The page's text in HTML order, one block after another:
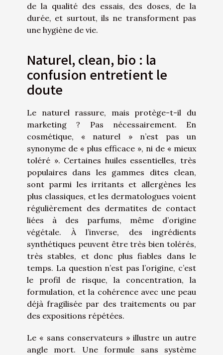
de la qualité des essais, des doses, de la
durée, et surtout, ils ne transforment pas
une hygiène de vie.
Naturel, clean, bio : la
confusion entretient le
doute
Le naturel rassure, mais protège-t-il du
marketing ? Pas nécessairement. En
cosmétique, « naturel » n’est pas un
synonyme de « plus efficace », ni de « mieux
toléré ». Certaines huiles essentielles, très
populaires dans les gammes dites clean,
sont parmi les irritants et allergènes les
plus classiques, et les dermatologues voient
régulièrement des dermatites de contact
liées à des parfums, même d’origine
végétale. À l’inverse, des ingrédients
synthétiques peuvent être très bien tolérés,
très stables, et donc plus fiables dans le
temps. La question n’est pas l’origine, c’est
le profil de risque, la concentration, la
formulation, et la cohérence avec une peau
déjà fragilisée par des traitements ou par
des expositions répétées.
Le « sans conservateurs » illustre un autre
angle mort. Une formule sans système